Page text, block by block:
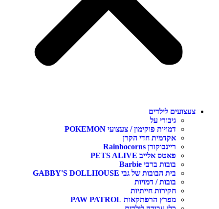
צעצועים לילדים
גיבורי על
דמויות פוקימון / צעצועי POKEMON
אקדמית חדי הקרן
ריינבוקורן Rainbocorns
פאטס אלייב PETS ALIVE
בובות ברבי Barbie
בית הבובות של גבי GABBY'S DOLLHOUSE
בובות / דמויות
חקירות חייתיות
מפרץ הרפתקאות PAW PATROL